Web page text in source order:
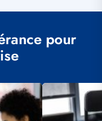
pour
Illustration
vignette